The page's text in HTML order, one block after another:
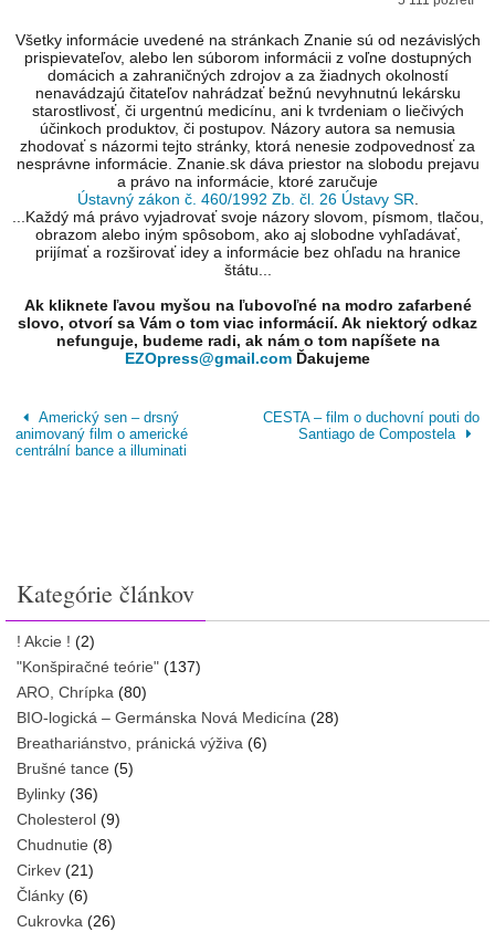
Všetky informácie uvedené na stránkach Znanie sú od nezávislých
prispievateľov, alebo len súborom informácii z voľne dostupných
domácich a zahraničných zdrojov a za žiadnych okolností
nenavádzajú čitateľov nahrádzať bežnú nevyhnutnú lekársku
starostlivosť, či urgentnú medicínu, ani k tvrdeniam o liečivých
účinkoch produktov, či postupov. Názory autora sa nemusia
zhodovať s názormi tejto stránky, ktorá nenesie zodpovednosť za
nesprávne informácie. Znanie.sk dáva priestor na slobodu prejavu
a právo na informácie, ktoré zaručuje
Ústavný zákon č. 460/1992 Zb. čl. 26 Ústavy SR
...Každý má právo vyjadrovať svoje názory slovom, písmom, tlačou,
obrazom alebo iným spôsobom, ako aj slobodne vyhľadávať,
prijímať a rozširovať idey a informácie bez ohľadu na hranice
štátu...
Ak kliknete ľavou myšou na ľubovoľné na modro zafarbené
slovo, otvorí sa Vám o tom viac informácií. Ak niektorý odkaz
nefunguje, budeme radi, ak nám o tom napíšete na
EZOpress@gmail.com Ďakujeme
Americký sen – drsný
animovaný film o americké
centrální bance a illuminati
CESTA – film o duchovní pouti do
Santiago de Compostela
Kategórie článkov
! Akcie ! (2)
"Konšpiračné teórie" (137)
ARO, Chrípka (80)
BIO-logická – Germánska Nová Medicína (28)
Breathariánstvo, pránická výživa (6)
Brušné tance (5)
Bylinky (36)
Cholesterol (9)
Chudnutie (8)
Cirkev (21)
Články (6)
Cukrovka (26)